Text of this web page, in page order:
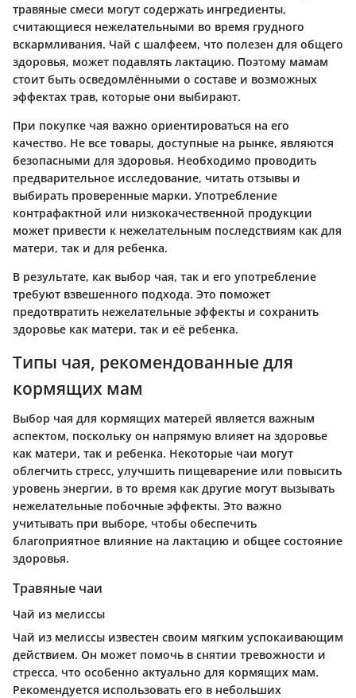
травяные смеси могут содержать ингредиенты,
считающиеся нежелательными во время грудного
вскармливания. Чай с шалфеем, что полезен для общего
здоровья, может подавлять лактацию. Поэтому мaмам
стоит быть осведомлёнными о составе и возможных
эффектах трав, которые они выбирают.
При покупке чая важно ориентироваться на его
качество. Не все товары, доступные на рынке, являются
безопасными для здоровья. Необходимо проводить
предварительное исследование, читать отзывы и
выбирать проверенные марки. Употребление
контрафактной или низкокачественной продукции
может привести к нежелательным последствиям как для
матери, так и для ребенка.
В результате, как выбор чая, так и его употребление
требуют взвешенного подхода. Это поможет
предотвратить нежелательные эффекты и сохранить
здоровье как матери, так и её ребенка.
Типы чая, рекомендованные для
кормящих мам
Выбор чая для кормящих матерей является важным
аспектом, поскольку он напрямую влияет на здоровье
как матери, так и ребенка. Некоторые чаи могут
облегчить стресс, улучшить пищеварение или повысить
уровень энергии, в то время как другие могут вызывать
нежелательные побочные эффекты. Это важно
учитывать при выборе, чтобы обеспечить
благоприятное влияние на лактацию и общее состояние
здоровья.
Травяные чаи
Чай из мелиссы
Чай из мелиссы известен своим мягким успокаивающим
действием. Он может помочь в снятии тревожности и
стресса, что особенно актуально для кормящих мам.
Рекомендуется использовать его в небольших